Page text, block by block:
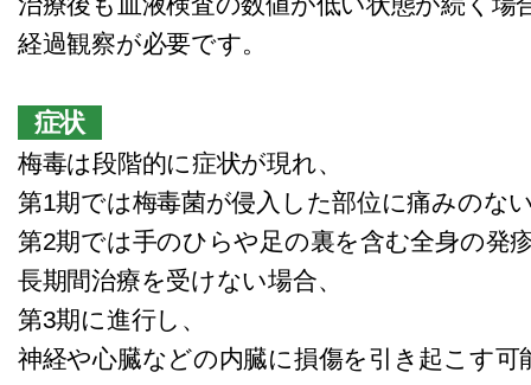
経過観察が必要です。
症状
梅毒は段階的に症状が現れ、
第1期では梅毒菌が侵入した部位に痛みのな
第2期では手のひらや足の裏を含む全身の発
長期間治療を受けない場合、
第3期に進行し、
神経や心臓などの内臓に損傷を引き起こす可